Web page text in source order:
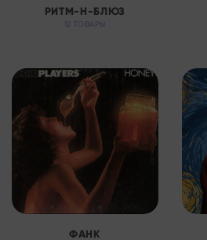
РИТМ-Н-БЛЮЗ
12 ТОВАРЫ
ФАНК